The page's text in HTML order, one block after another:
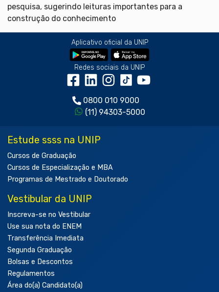
pesquisa, sugerindo leituras importantes para a
construção do conhecimento
Aplicativo oficial da UNIP
Redes sociais da UNIP
0800 010 9000
(11) 94303-5000
Estude ssss na UNIP
Cursos de Graduação
Cursos de Especialização e MBA
Programas de Mestrado e Doutorado
Vestibular da UNIP
Inscreva-se no Vestibular
Use sua nota do ENEM
Transferência Imediata
Segunda Graduação
Bolsas e Descontos
Regulamentos
Área do(a) Candidato(a)